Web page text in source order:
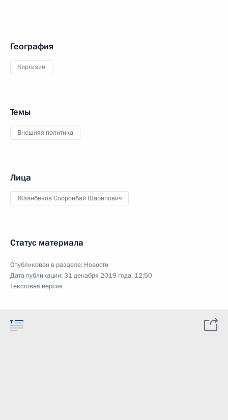
География
Киргизия
Темы
Внешняя политика
Лица
Жээнбеков Сооронбай Шарипович
Статус материала
Опубликован в разделе: Новости
Дата публикации:31 декабря 2019 года, 12:50
Текстовая версия